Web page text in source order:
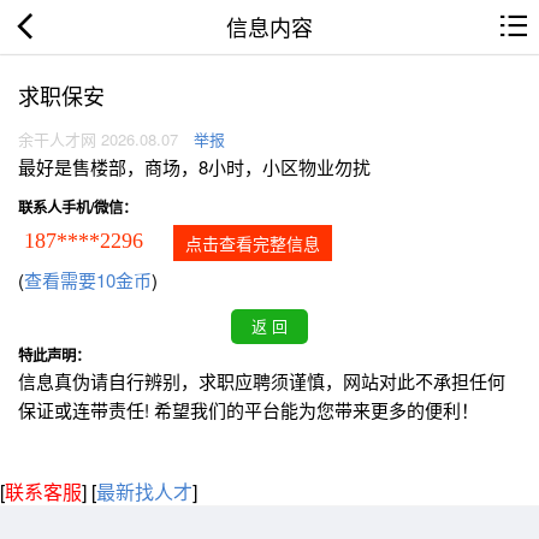
信息内容
求职保安
余干人才网 2026.08.07 举报
最好是售楼部，商场，8小时，小区物业勿扰
联系人手机/微信：
187****2296 点击查看完整信息
(查看需要10金币)
特此声明：
信息真伪请自行辨别，求职应聘须谨慎，网站对此不承担任何
保证或连带责任! 希望我们的平台能为您带来更多的便利！
[联系客服] [最新找人才]